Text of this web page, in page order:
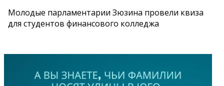
Молодые парламентарии Зюзина провели квиза
для студентов финансового колледжа